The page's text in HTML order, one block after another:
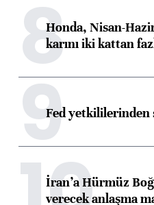
8Honda, Nisan-
karını iki kattan
9Fed yetkililerinden
İran’a Hürmüz
verecek anlaşma